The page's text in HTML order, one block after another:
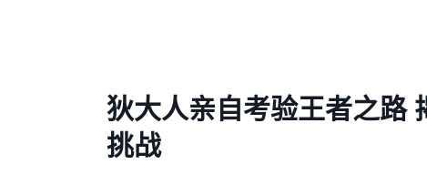
狄大人亲自考验王者之路
挑战